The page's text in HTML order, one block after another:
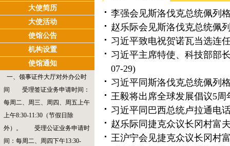
大使简历
大使活动
使馆公告
机构设置
使馆通知
一、领事证件大厅对外办公时
间 受理签证业务申请时间：
每周二、周三、周四、周五上午
上午8:30-11:30（节假日除
外）。 受理公证业务申请时
间：每周二、周四下午13:30-
李强会见斯洛伐克总统佩列
赵乐际会见斯洛伐克总统佩
习近平致电祝贺诺瓦当选连
习近平主席特使、科技部部
07-29)
习近平同斯洛伐克总统佩列
王毅将出席全球发展倡议5周
习近平同巴西总统卢拉通电
赵乐际同捷克众议长冈村富
王沪宁会见捷克众议长冈村